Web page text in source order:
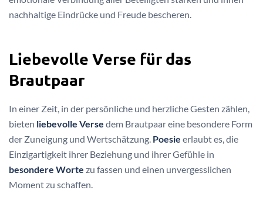
nachhaltige Eindrücke und Freude bescheren.
Liebevolle Verse für das
Brautpaar
In einer Zeit, in der persönliche und herzliche Gesten zählen,
bieten liebevolle Verse dem Brautpaar eine besondere Form
der Zuneigung und Wertschätzung. Poesie erlaubt es, die
Einzigartigkeit ihrer Beziehung und ihrer Gefühle in
besondere Worte zu fassen und einen unvergesslichen
Moment zu schaffen.